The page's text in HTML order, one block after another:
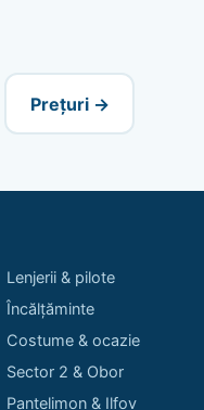
Prețuri →
Lenjerii & pilote
Încălțăminte
Costume & ocazie
Sector 2 & Obor
Pantelimon & Ilfov